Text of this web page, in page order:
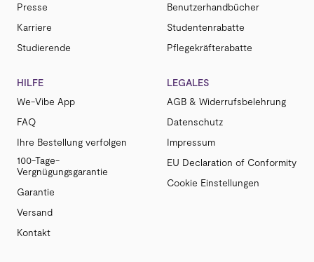
Presse
Karriere
Studierende
Benutzerhandbücher
Studentenrabatte
Pflegekräfterabatte
HILFE
We-Vibe App
FAQ
Ihre Bestellung verfolgen
100-Tage-
Vergnügungsgarantie
Garantie
Versand
Kontakt
LEGALES
AGB & Widerrufsbelehrung
Datenschutz
Impressum
EU Declaration of Conformity
Cookie Einstellungen